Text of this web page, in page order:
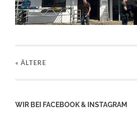
« ÄLTERE
WIR BEI FACEBOOK & INSTAGRAM